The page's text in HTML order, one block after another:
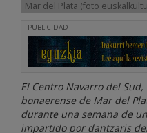
Mar del Plata (foto
PUBLICIDAD
El Centro Navarro del
bonaerense de Mar del
durante una semana de
impartido por dantzaris